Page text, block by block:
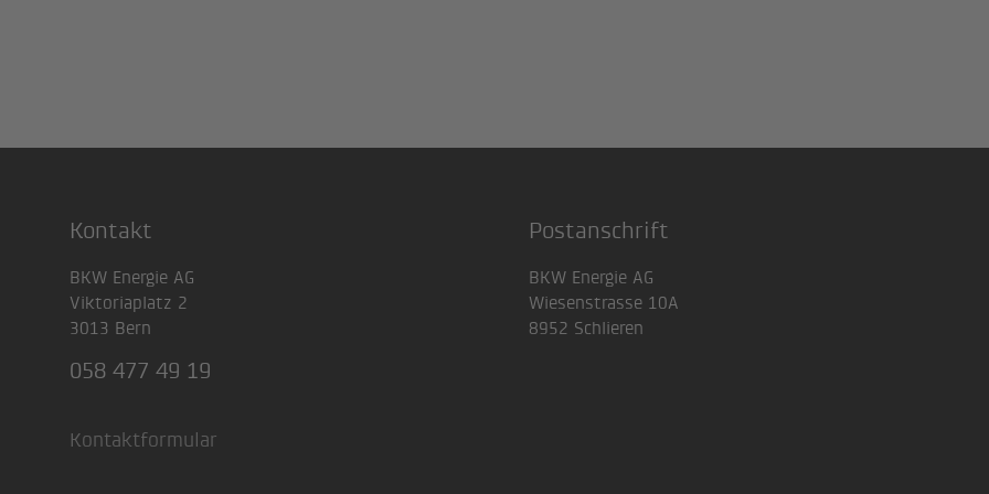
Footer
Kontakt
BKW Energie AG
Viktoriaplatz 2
3013 Bern
058 477 49 19
Kontaktformular
Postanschrift
BKW Energie AG
Wiesenstrasse 10A
8952 Schlieren